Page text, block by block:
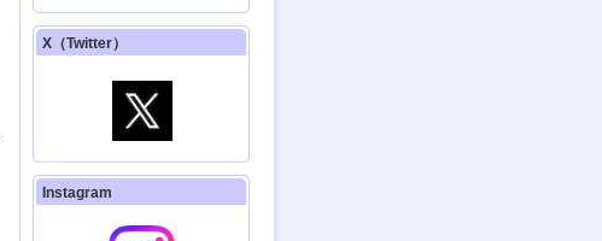
はるの空 聞こえなくて
も、できるんだよ
『はるの空』の著者、春日晴
（日本テレビ9月1日（日）
24:55～ほか）。
集会
2024.8/10（土）開催
X（Twitter）
Instagram